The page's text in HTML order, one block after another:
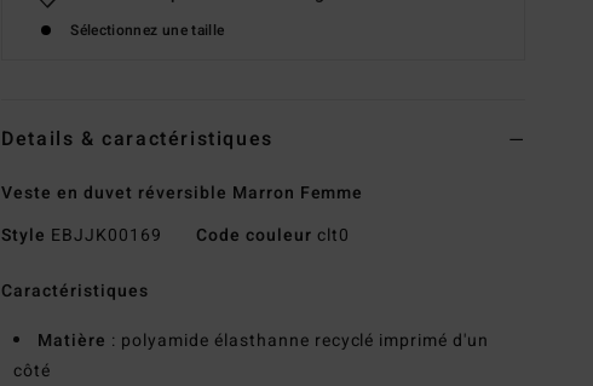
Sélectionnez une taille
Details & caractéristiques
Veste en duvet réversible Marron Femme
Style EBJJK00169 Code couleur clt0
Caractéristiques
Matière : polyamide élasthanne recyclé imprimé d'un
côté